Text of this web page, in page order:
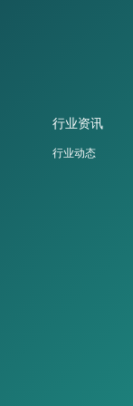
行业资讯
行业动态